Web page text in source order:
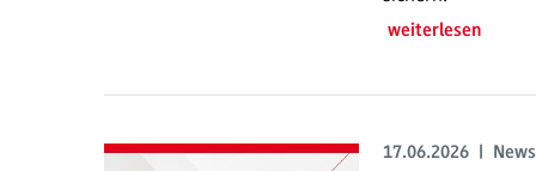
weiterlesen
17.06.2026 | News